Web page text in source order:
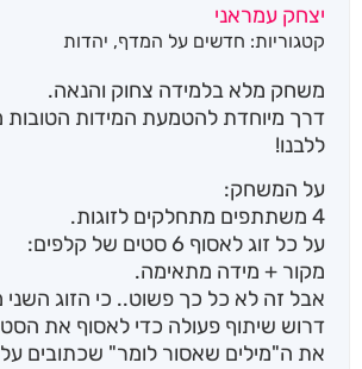
יצחק עמראני
קטגוריות: חדשים על המדף, יהדות
משחק מלא בלמידה צחוק והנאה.
דרך מיוחדת להטמעת המידות
ללבנו!
על המשחק:
4 משתתפים מתחלקים לזוגות.
על כל זוג לאסוף 6 סטים של קלפים:
מקור + מידה מתאימה.
אבל זה לא כל כך פשוט.. כי הזוג
דרוש שיתוף פעולה כדי לאסוף את
את ה"מילים שאסור לומר" שכתובים